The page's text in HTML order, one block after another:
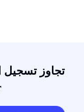
تجاوز تسجيل